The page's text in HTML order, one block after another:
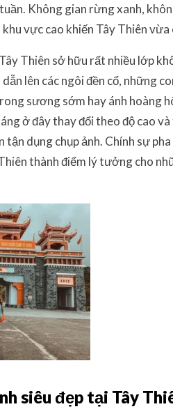
Không gian rừng xanh,
khu vực cao khiến Tây Thiên
Thiên sở hữu rất nhiều lớp
dẫn lên các ngôi đền cổ, những
sương sớm hay ánh hoàng
ở đây thay đổi theo độ cao
tận dụng chụp ảnh. Chính sự
thành điểm lý tưởng cho
siêu đẹp tại Tây